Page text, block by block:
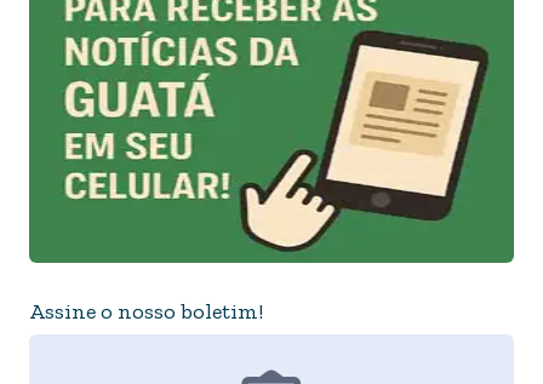
Assine o nosso boletim!